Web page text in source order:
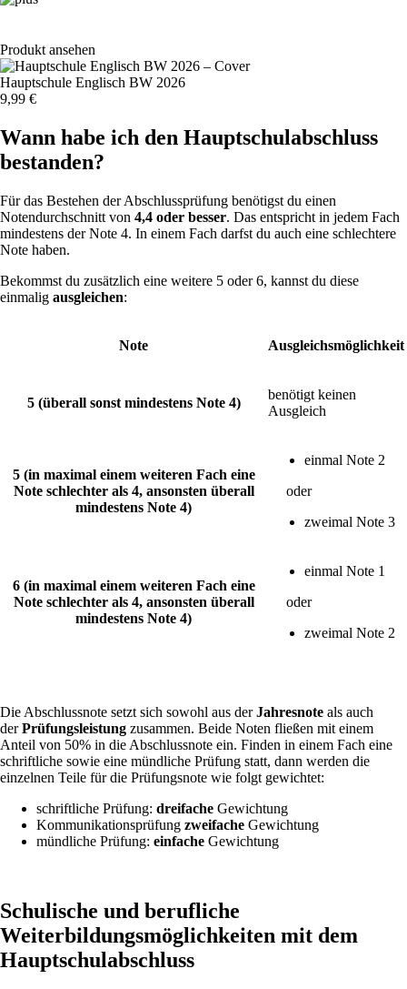
Produkt ansehen
Hauptschule Englisch BW 2026
9,99 €
Wann habe ich den Hauptschulabschluss
bestanden?
Für das Bestehen der Abschlussprüfung benötigst du einen
Notendurchschnitt von 4,4 oder besser. Das entspricht in jedem Fach
mindestens der Note 4. In einem Fach darfst du auch eine schlechtere
Note haben.
Bekommst du zusätzlich eine weitere 5 oder 6, kannst du diese
einmalig ausgleichen:
Note Ausgleichsmöglichkeit
5 (überall sonst mindestens Note 4)
benötigt keinen
Ausgleich
5 (in maximal einem weiteren Fach eine
Note schlechter als 4, ansonsten überall
mindestens Note 4)
einmal Note 2
oder
zweimal Note 3
6 (in maximal einem weiteren Fach eine
Note schlechter als 4, ansonsten überall
mindestens Note 4)
einmal Note 1
oder
zweimal Note 2
Die Abschlussnote setzt sich sowohl aus derJahresnote als auch
derPrüfungsleistung zusammen. Beide Noten fließen mit einem
Anteil von 50% in die Abschlussnote ein. Finden in einem Fach eine
schriftliche sowie eine mündliche Prüfung statt, dann werden die
einzelnen Teile für die Prüfungsnote wie folgt gewichtet:
schriftliche Prüfung: dreifache Gewichtung
Kommunikationsprüfung zweifache Gewichtung
mündliche Prüfung: einfache Gewichtung
Schulische und berufliche
Weiterbildungsmöglichkeiten mit dem
Hauptschulabschluss